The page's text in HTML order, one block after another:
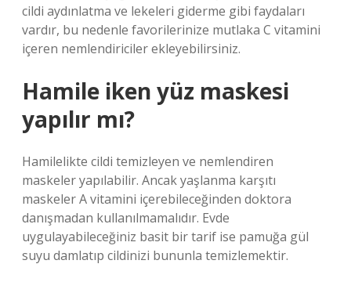
cildi aydınlatma ve lekeleri giderme gibi faydaları
vardır, bu nedenle favorilerinize mutlaka C vitamini
içeren nemlendiriciler ekleyebilirsiniz.
Hamile iken yüz maskesi
yapılır mı?
Hamilelikte cildi temizleyen ve nemlendiren
maskeler yapılabilir. Ancak yaşlanma karşıtı
maskeler A vitamini içerebileceğinden doktora
danışmadan kullanılmamalıdır. Evde
uygulayabileceğiniz basit bir tarif ise pamuğa gül
suyu damlatıp cildinizi bununla temizlemektir.